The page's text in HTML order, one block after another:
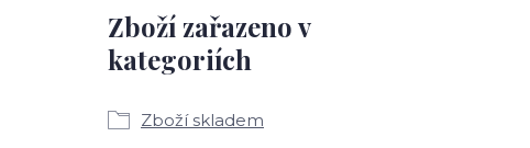
Zboží zařazeno v
kategoriích
Zboží skladem